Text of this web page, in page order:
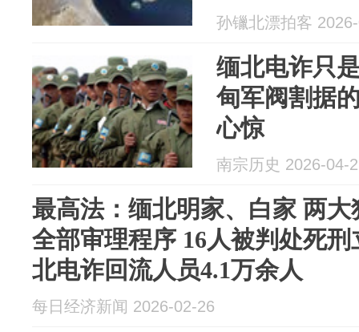
孙镴北漂拍客
缅北电诈只
甸军阀割据
心惊
南宗历史 2026-04-
最高法：缅北明家、白家 两
全部审理程序 16人被判处死
北电诈回流人员4.1万余人
每日经济新闻 2026-02-26